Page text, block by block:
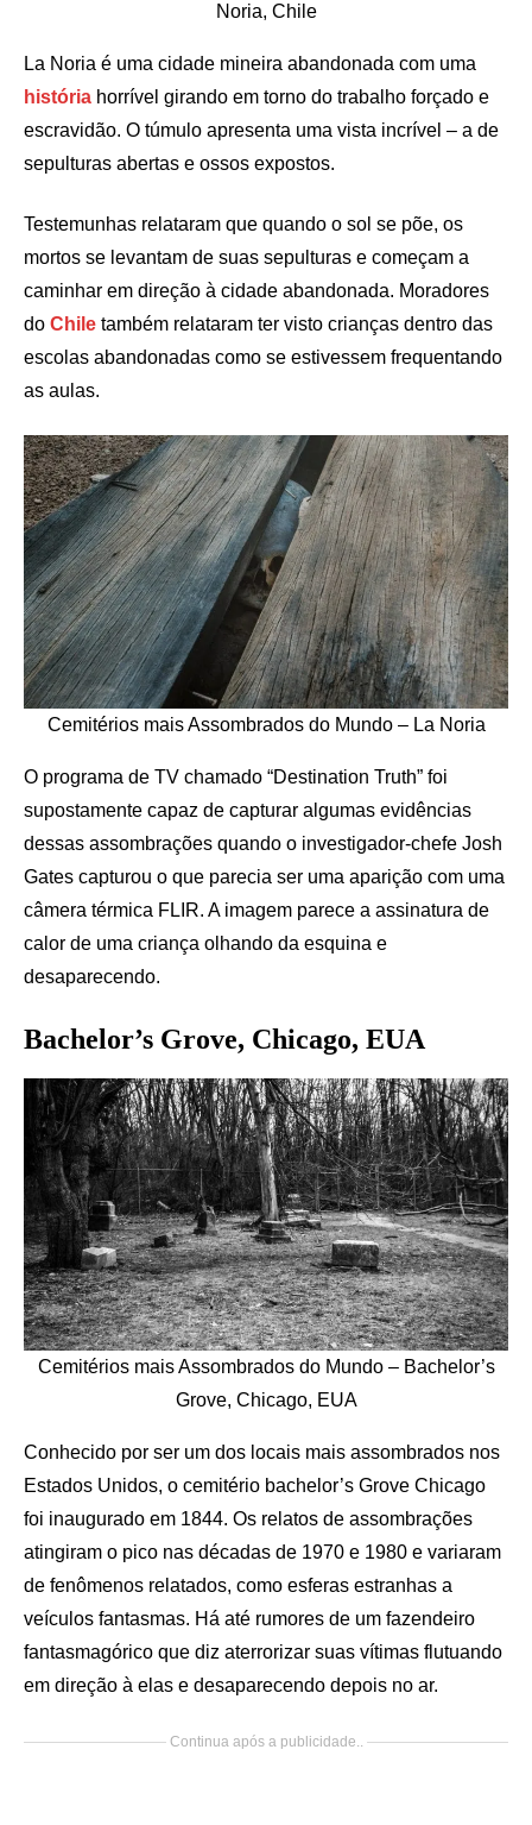
Noria, Chile
La Noria é uma cidade mineira abandonada com uma
história horrível girando em torno do trabalho forçado e
escravidão. O túmulo apresenta uma vista incrível – a de
sepulturas abertas e ossos expostos.
Testemunhas relataram que quando o sol se põe, os
mortos se levantam de suas sepulturas e começam a
caminhar em direção à cidade abandonada. Moradores
do Chile também relataram ter visto crianças dentro das
escolas abandonadas como se estivessem frequentando
as aulas.
Cemitérios mais Assombrados do Mundo – La Noria
O programa de TV chamado “Destination Truth” foi
supostamente capaz de capturar algumas evidências
dessas assombrações quando o investigador-chefe Josh
Gates capturou o que parecia ser uma aparição com uma
câmera térmica FLIR. A imagem parece a assinatura de
calor de uma criança olhando da esquina e
desaparecendo.
Bachelor’s Grove, Chicago, EUA
Cemitérios mais Assombrados do Mundo – Bachelor’s
Grove, Chicago, EUA
Conhecido por ser um dos locais mais assombrados nos
Estados Unidos, o cemitério bachelor’s Grove Chicago
foi inaugurado em 1844. Os relatos de assombrações
atingiram o pico nas décadas de 1970 e 1980 e variaram
de fenômenos relatados, como esferas estranhas a
veículos fantasmas. Há até rumores de um fazendeiro
fantasmagórico que diz aterrorizar suas vítimas flutuando
em direção à elas e desaparecendo depois no ar.
Continua após a publicidade..